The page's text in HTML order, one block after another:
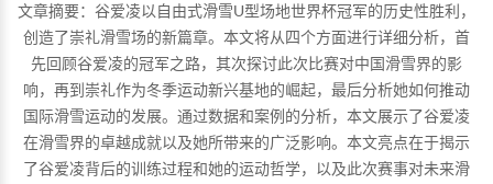
文章摘要：谷爱凌以自由式滑雪U型场地世界杯冠军的历史性胜利，
创造了崇礼滑雪场的新篇章。本文将从四个方面进行详细分析，首
先回顾谷爱凌的冠军之路，其次探讨此次比赛对中国滑雪界的影
响，再到崇礼作为冬季运动新兴基地的崛起，最后分析她如何推动
国际滑雪运动的发展。通过数据和案例的分析，本文展示了谷爱凌
在滑雪界的卓越成就以及她所带来的广泛影响。本文亮点在于揭示
了谷爱凌背后的训练过程和她的运动哲学，以及此次赛事对未来滑